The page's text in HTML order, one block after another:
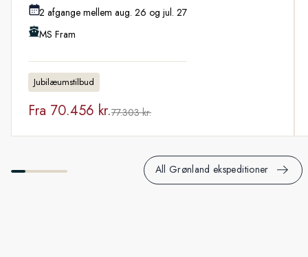
2 afgange mellem aug. 26 og jul. 27
MS Fram
Jubilæumstilbud
Fra 70.456 kr.77.303 kr.
All Grønland ekspeditioner